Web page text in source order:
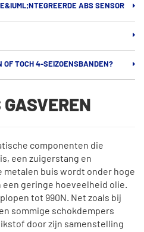
ABS SENSOR
OF TOCH 4-SEIZOENSBANDEN?
componenten die
een zuigerstang en
metalen buis wordt onder hoge
geringe hoeveelheid olie.
tot 990N. Net zoals bij
sommige schokdempers
door zijn samenstelling